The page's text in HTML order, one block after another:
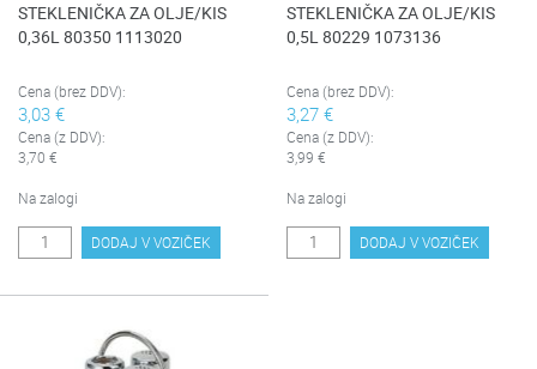
STEKLENIČKA ZA OLJE/KIS
0,36L 80350 1113020
Cena (brez DDV):
3,03 €
Cena (z DDV):
3,70 €
Na zalogi
DODAJ V VOZIČEK
STEKLENIČKA ZA OLJE/KIS
0,5L 80229 1073136
Cena (brez DDV):
3,27 €
Cena (z DDV):
3,99 €
Na zalogi
DODAJ V VOZIČEK